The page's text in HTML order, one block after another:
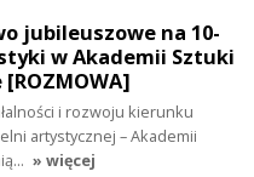
jubileuszowe na 10-
w Akademii Sztuki
i rozwoju kierunku
artystycznej – Akademii
» więcej